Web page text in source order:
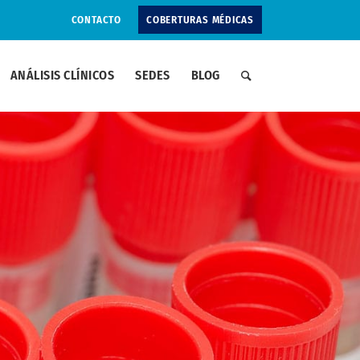
CONTACTO COBERTURAS MÉDICAS
ANÁLISIS CLÍNICOS SEDES BLOG